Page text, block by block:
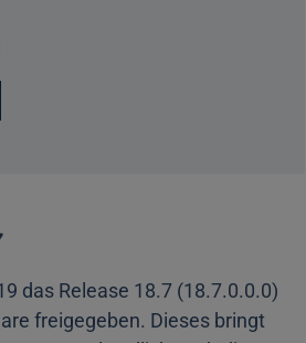
das Release 18.7 (18.7.0.0.0)
freigegeben. Dieses bringt